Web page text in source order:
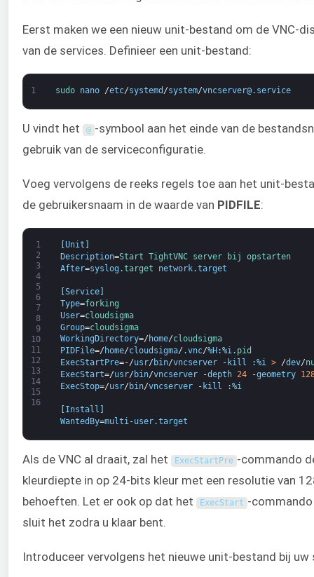
Eerst maken we een nieuw unit-bestand om de VNC-
van de services. Definieer een unit-bestand:
1 sudo nano /etc/systemd /system/vncserver@. service
U vindt het @ -symbool aan het einde van de
gebruik van de serviceconfiguratie.
Voeg vervolgens de reeks regels toe aan het unit-
de gebruikersnaam in de waarde van PIDFILE:
1
2
3
4
5
6
7
8
9
10
11
12
13
14
15
16
Unit
Description=Start TightVNC server bij opstarten
After=syslog .target network.target
Service]
Type=forking
User=cloudsigma
Group=cloudsigma
WorkingDirectory=/ home/cloudsigma
PIDFile=/ home/cloudsigma/ .vnc/%H :%i. pid
ExecStartPre=-/usr/ bin/vncserver - kill :%i > /dev/
ExecStart=/usr/ bin/vncserver -depth 24 -geometry
ExecStop=/usr/ bin/vncserver - kill :%i
Install
WantedBy=multi-user.target
Als de VNC al draait, zal het ExecStartPre -commando
kleurdiepte in op 24-bits kleur met een resolutie van
behoeften. Let er ook op dat het
ExecStart -
sluit het zodra u klaar bent.
Introduceer vervolgens het nieuwe unit-bestand bij uw